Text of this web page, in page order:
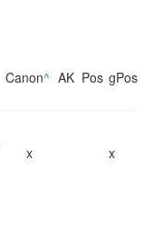
Canon^ AK Pos gPos
x x